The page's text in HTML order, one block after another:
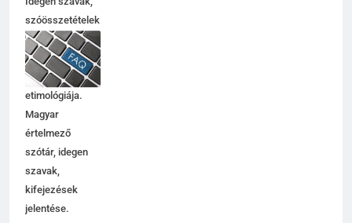
szóösszetételek
jelentése,
magyarázata,
használata,
etimológiája.
Magyar
értelmező
szótár, idegen
szavak,
kifejezések
jelentése.
6
7